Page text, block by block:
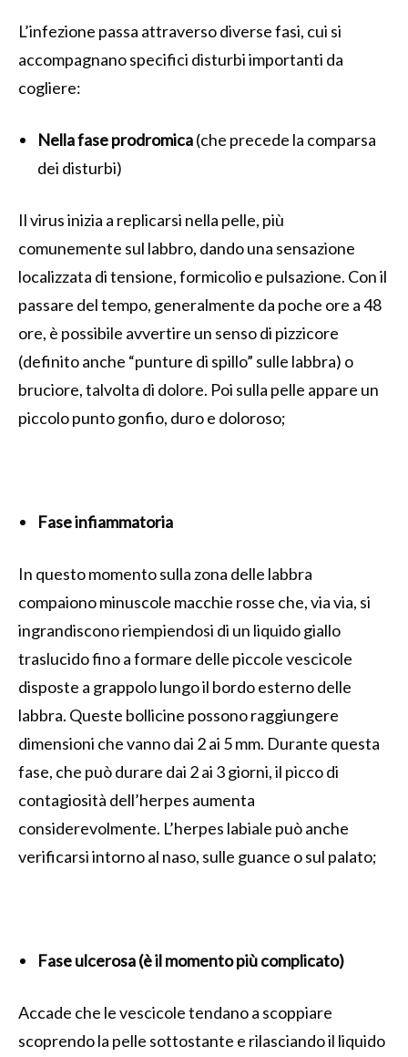
L’infezione passa attraverso diverse fasi, cui si
accompagnano specifici disturbi importanti da
cogliere:
Nella fase prodromica(che precede la comparsa
dei disturbi)
Il virus inizia a replicarsi nella pelle, più
comunemente sul labbro, dando una sensazione
localizzata di tensione, formicolio e pulsazione. Con il
passare del tempo, generalmente da poche ore a 48
ore, è possibile avvertire un senso di pizzicore
(definito anche “punture di spillo” sulle labbra) o
bruciore, talvolta di dolore. Poi sulla pelle appare un
piccolo punto gonfio, duro e doloroso;
Fase infiammatoria
In questo momento sulla zona delle labbra
compaiono minuscole macchie rosse che, via via, si
ingrandiscono riempiendosi di un liquido giallo
traslucido fino a formare delle piccole vescicole
disposte a grappolo lungo il bordo esterno delle
labbra. Queste bollicine possono raggiungere
dimensioni che vanno dai 2 ai 5 mm. Durante questa
fase, che può durare dai 2 ai 3 giorni, il picco di
contagiosità dell’herpes aumenta
considerevolmente. L’herpes labiale può anche
verificarsi intorno al naso, sulle guance o sul palato;
Fase ulcerosa (è il momento più complicato)
Accade che le vescicole tendano a scoppiare
scoprendo la pelle sottostante e rilasciando il liquido